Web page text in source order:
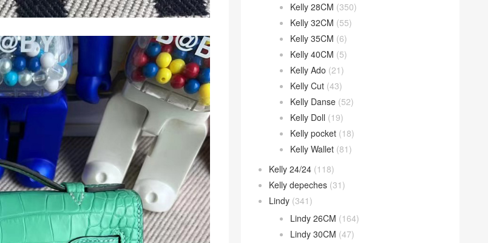
Kelly 28CM (350)
Kelly 32CM (55)
Kelly 35CM (6)
Kelly 40CM (5)
Kelly Ado (21)
Kelly Cut (43)
Kelly Danse (52)
Kelly Doll (19)
Kelly pocket (18)
Kelly Wallet (81)
Kelly 24/24 (118)
Kelly depeches (31)
Lindy (341)
Lindy 26CM (164)
Lindy 30CM (47)